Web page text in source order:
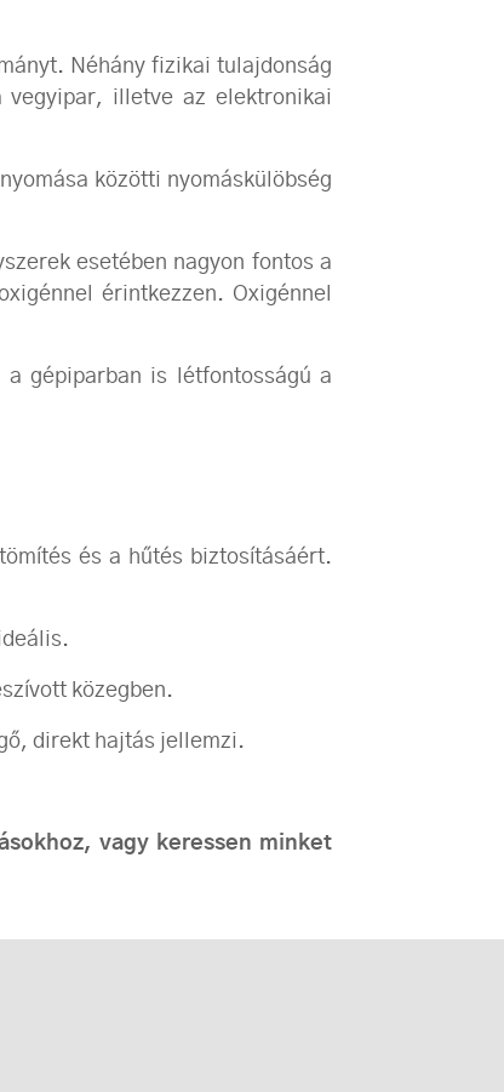
Néhány fizikai tulajdonság
vegyipar, illetve az elektronikai
közötti nyomáskülöbség
esetében nagyon fontos a
érintkezzen. Oxigénnel
gépiparban is létfontosságú a
és a hűtés biztosításáért.
közegben.
direkt hajtás jellemzi.
vagy keressen minket